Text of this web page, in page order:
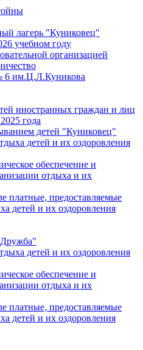
лагерь "Куниковец"
учебном году
организацией
им.Ц.Л.Куникова
иностранных граждан и лиц
года
детей "Куниковец"
детей и их оздоровления
обеспечение и
отдыха и их
платные, предоставляемые
детей и их оздоровления
детей и их оздоровления
обеспечение и
отдыха и их
платные, предоставляемые
детей и их оздоровления